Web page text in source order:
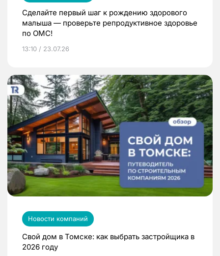
Сделайте первый шаг к рождению здорового
малыша — проверьте репродуктивное здоровье
по ОМС!
13:10 / 23.07.26
Новости компаний
Свой дом в Томске: как выбрать застройщика в
2026 году